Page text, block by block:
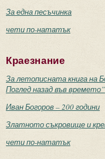
За една песъчинка
чети по-нататък
Краезнание
За летописната книга на
Поглед назад във времето”
Иван Богоров – 200 години
Златното съкровище и
чети по-нататък